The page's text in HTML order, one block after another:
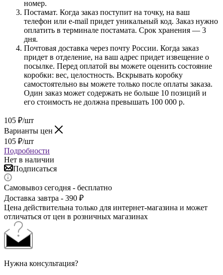
номер.
Постамат. Когда заказ поступит на точку, на ваш
телефон или e-mail придет уникальный код. Заказ нужно
оплатить в терминале постамата. Срок хранения — 3
дня.
Почтовая доставка через почту России. Когда заказ
придет в отделение, на ваш адрес придет извещение о
посылке. Перед оплатой вы можете оценить состояние
коробки: вес, целостность. Вскрывать коробку
самостоятельно вы можете только после оплаты заказа.
Один заказ может содержать не больше 10 позиций и
его стоимость не должна превышать 100 000 р.
105 ₽/шт
Варианты цен
105 ₽/шт
Подробности
Нет в наличии
Подписаться
Самовывоз сегодня - бесплатно
Доставка завтра - 390 ₽
Цена действительна только для интернет-магазина и может
отличаться от цен в розничных магазинах
Нужна консультация?